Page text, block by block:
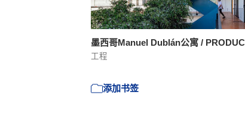
墨西哥Manuel Dublán公寓 /
工程
添加书签